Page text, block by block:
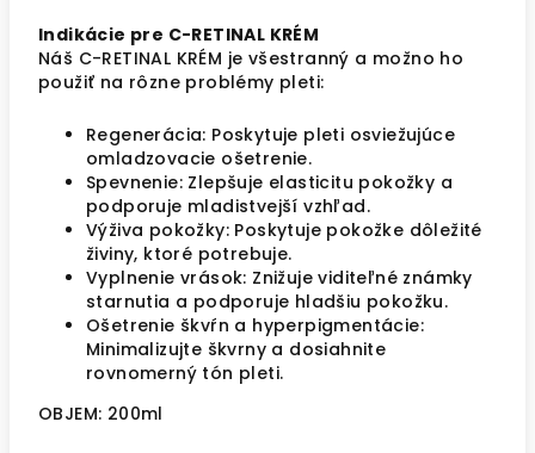
Indikácie pre C-RETINAL KRÉM
Náš C-RETINAL KRÉM je všestranný a možno ho
použiť na rôzne problémy pleti:
Regenerácia: Poskytuje pleti osviežujúce
omladzovacie ošetrenie.
Spevnenie: Zlepšuje elasticitu pokožky a
podporuje mladistvejší vzhľad.
Výživa pokožky: Poskytuje pokožke dôležité
živiny, ktoré potrebuje.
Vyplnenie vrások: Znižuje viditeľné známky
starnutia a podporuje hladšiu pokožku.
Ošetrenie škvŕn a hyperpigmentácie:
Minimalizujte škvrny a dosiahnite
rovnomerný tón pleti.
OBJEM: 200ml